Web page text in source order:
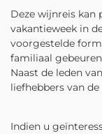
Deze wijnreis kan
vakantieweek in
voorgestelde
familiaal
Naast de leden
liefhebbers van
Indien u